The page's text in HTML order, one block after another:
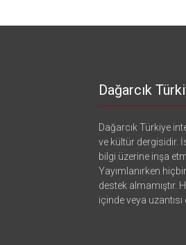
Dağarcık
Dağarcık Türkiye
ve kültür dergisidir.
bilgi üzerine inşa
Yayımlanırken
destek almamıştır.
içinde veya